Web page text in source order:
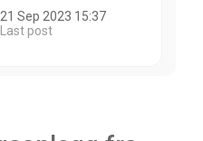
21 Sep 2023 15:37
Last post